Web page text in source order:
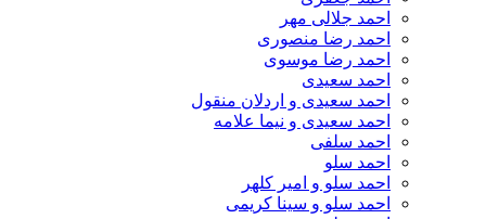
احمد جلالی مهر
احمد رضا منصوری
احمد رضا موسوی
احمد سعیدی
احمد سعیدی و اردلان منقول
احمد سعیدی و نیما علامه
احمد سلفی
احمد سلو
احمد سلو و امیر کلهر
احمد سلو و سینا کریمی